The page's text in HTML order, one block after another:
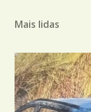
Mais lidas